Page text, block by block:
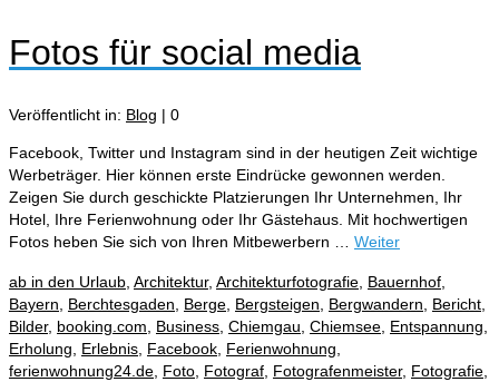
Fotos für social media
Veröffentlicht in: Blog | 0
Facebook, Twitter und Instagram sind in der heutigen Zeit wichtige
Werbeträger. Hier können erste Eindrücke gewonnen werden.
Zeigen Sie durch geschickte Platzierungen Ihr Unternehmen, Ihr
Hotel, Ihre Ferienwohnung oder Ihr Gästehaus. Mit hochwertigen
Fotos heben Sie sich von Ihren Mitbewerbern … Weiter
ab in den Urlaub, Architektur, Architekturfotografie, Bauernhof,
Bayern, Berchtesgaden, Berge, Bergsteigen, Bergwandern, Bericht,
Bilder, booking.com, Business, Chiemgau, Chiemsee, Entspannung,
Erholung, Erlebnis, Facebook, Ferienwohnung,
ferienwohnung24.de, Foto, Fotograf, Fotografenmeister, Fotografie,